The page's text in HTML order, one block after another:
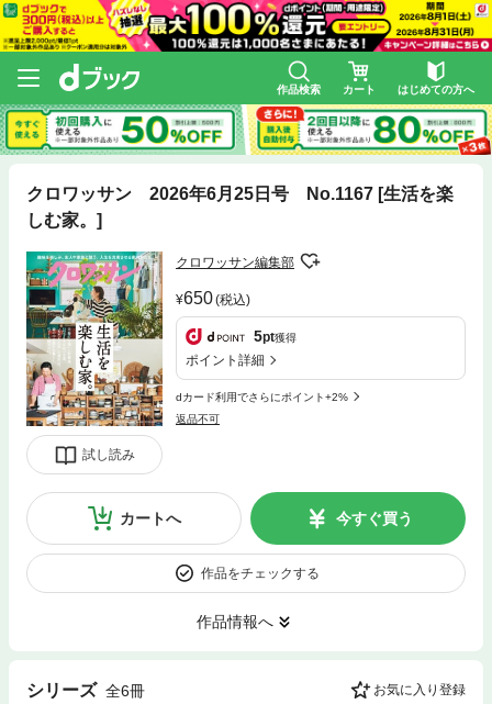
作品検索 カート はじめての方へ
クロワッサン 2026年6月25日号 No.1167 [生活を楽
しむ家。]
試し読み
クロワッサン編集部
650(税込)
5pt獲得
ポイント詳細
dカード利用でさらにポイント+2%
返品不可
カートへ 今すぐ買う
作品をチェックする
作品情報へ
シリーズ 全6冊 お気に入り登録